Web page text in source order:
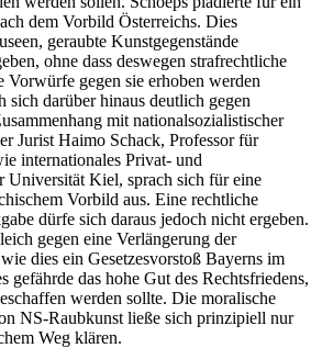
dem Vorbild Österreichs. Dies
geraubte Kunstgegenstände
ohne dass deswegen strafrechtliche
Vorwürfe gegen sie erhoben werden
sich darüber hinaus deutlich gegen
mit nationalsozialistischer
Jurist Haimo Schack, Professor für
internationales Privat- und
Universität Kiel, sprach sich für eine
Vorbild aus. Eine rechtliche
dürfe sich daraus jedoch nicht ergeben.
gegen eine Verlängerung der
dies ein Gesetzesvorstoß Bayerns im
gefährde das hohe Gut des Rechtsfriedens,
werden sollte. Die moralische
NS-Raubkunst ließe sich prinzipiell nur
Weg klären.